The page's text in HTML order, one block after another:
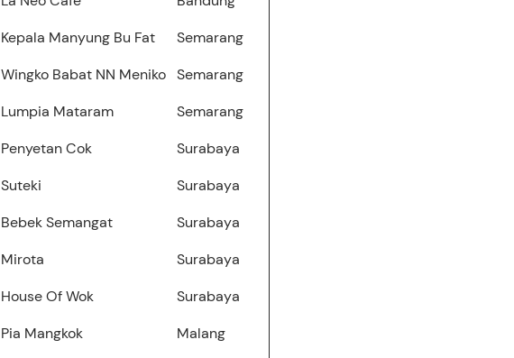
Kepala Manyung Bu Fat
Semarang
Wingko Babat NN Meniko Semarang
Lumpia Mataram
Semarang
Penyetan Cok
Surabaya
Suteki
Surabaya
Bebek Semangat
Surabaya
Mirota
Surabaya
House Of Wok
Surabaya
Pia Mangkok
Malang